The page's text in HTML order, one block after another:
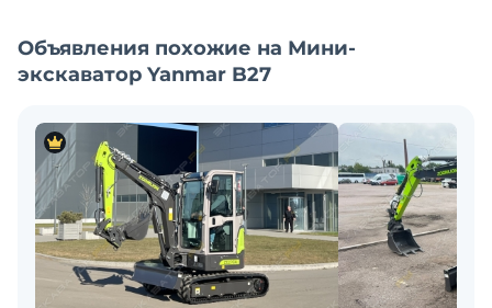
Объявления похожие на Мини-
экскаватор Yanmar B27